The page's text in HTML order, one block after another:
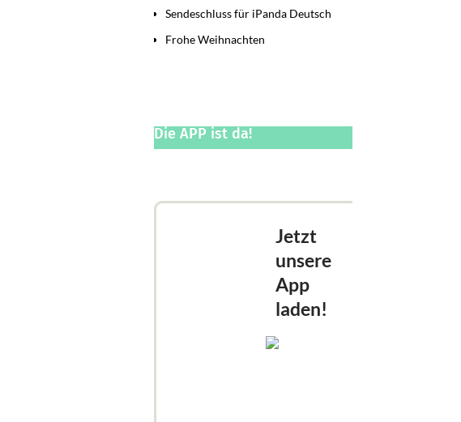
Sendeschluss für iPanda Deutsch
Frohe Weihnachten
Die APP ist da!
Jetzt
unsere
App
laden!